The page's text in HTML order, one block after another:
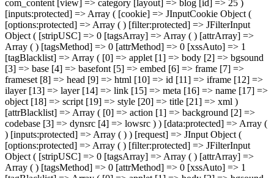
com_content [view] => category [layout] => blog [id] => 25 )
[inputs:protected] => Array ( [cookie] => JInputCookie Object (
[options:protected] => Array ( ) [filter:protected] => JFilterInput
Object ( [stripUSC] => 0 [tagsArray] => Array ( ) [attrArray] =>
Array ( ) [tagsMethod] => 0 [attrMethod] => 0 [xssAuto] => 1
[tagBlacklist] => Array ( [0] => applet [1] => body [2] => bgsound
[3] => base [4] => basefont [5] => embed [6] => frame [7] =>
frameset [8] => head [9] => html [10] => id [11] => iframe [12] =>
ilayer [13] => layer [14] => link [15] => meta [16] => name [17] =>
object [18] => script [19] => style [20] => title [21] => xml )
[attrBlacklist] => Array ( [0] => action [1] => background [2] =>
codebase [3] => dynsrc [4] => lowsrc ) ) [data:protected] => Array (
) [inputs:protected] => Array ( ) ) [request] => JInput Object (
[options:protected] => Array ( ) [filter:protected] => JFilterInput
Object ( [stripUSC] => 0 [tagsArray] => Array ( ) [attrArray] =>
Array ( ) [tagsMethod] => 0 [attrMethod] => 0 [xssAuto] => 1